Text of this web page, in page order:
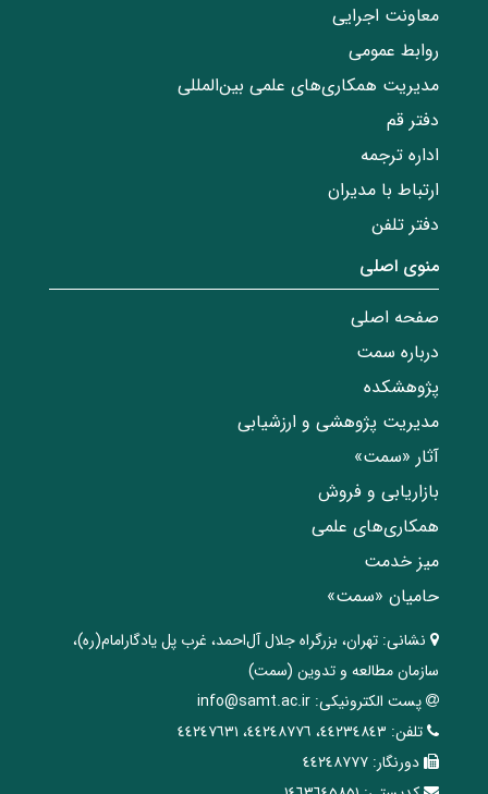
معاونت اجرایی
روابط عمومی
مدیریت همکاری‌های علمی بین‌المللی
دفتر قم
اداره ترجمه
ارتباط با مدیران
دفتر تلفن
منوی اصلی
صفحه اصلی
درباره سمت
پژوهشکده
مدیریت پژوهشی و ارزشیابی
آثار «سمت»
بازاریابی و فروش
همکاری‌های علمی
میز خدمت
حامیان «سمت»
نشانی: تهران، ‌بزرگراه ‌جلال آل‌احمد، غرب پل يادگار‌امام(ره)‌،
سازمان مطالعه و تدوین‌ (سمت)
پست الکترونیکی: info@samt.ac.ir
تلفن: ٤٤٢٣٤٨٤٣، ٤٤٢٤٨٧٧٦، ٤٤٢٤٧٦٣١
دورنگار: ٤٤٢٤٨٧٧٧